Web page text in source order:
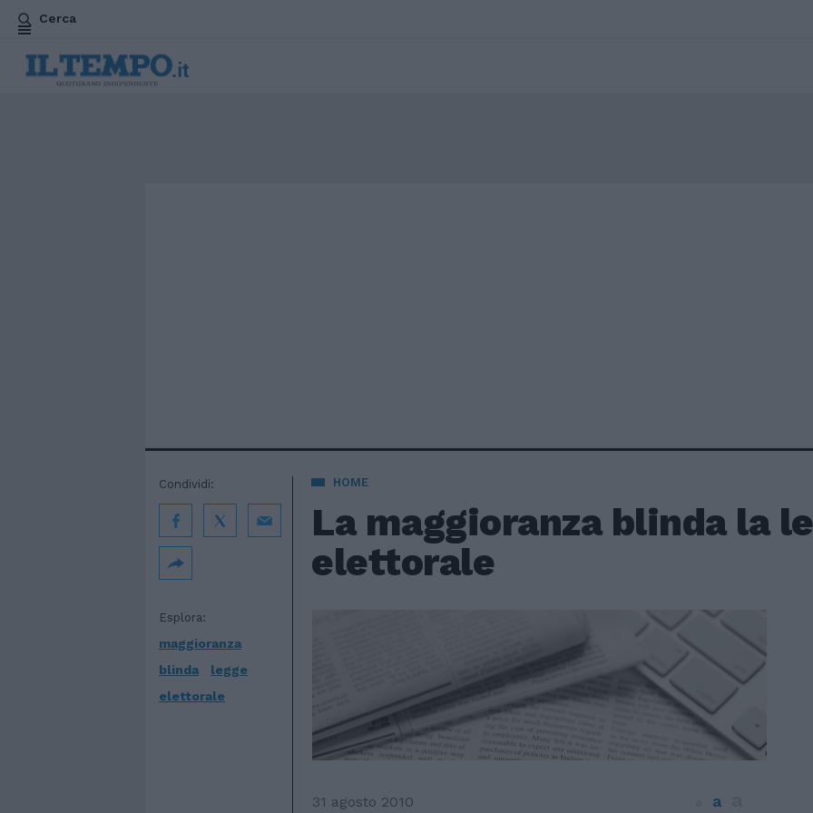
Cerca
HOME
La maggioranza blinda la
elettorale
Esplora:
maggioranza
blinda
legge
elettorale
Condividi:
31 agosto 2010 a